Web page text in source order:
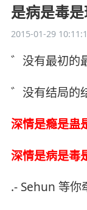
是病是毒
2015-01-29
゛没有最初的
゛没有结局的
深情是瘾是蛊
深情是病是毒
.- Sehun 等你